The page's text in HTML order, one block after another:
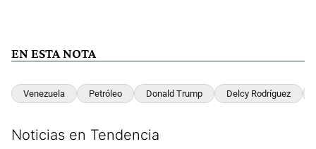
EN ESTA NOTA
Venezuela Petróleo Donald Trump Delcy Rodríguez
Noticias en Tendencia